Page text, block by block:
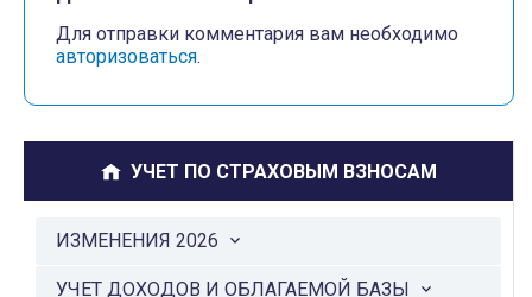
Для отправки комментария вам необходимо
авторизоваться.
УЧЕТ ПО СТРАХОВЫМ ВЗНОСАМ
ИЗМЕНЕНИЯ 2026
УЧЕТ ДОХОДОВ И ОБЛАГАЕМОЙ БАЗЫ